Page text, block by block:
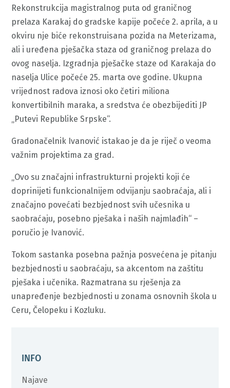
Rekonstrukcija magistralnog puta od graničnog
prelaza Karakaj do gradske kapije počeće 2. aprila, a u
okviru nje biće rekonstruisana pozida na Meterizama,
ali i uređena pješačka staza od graničnog prelaza do
ovog naselja. Izgradnja pješačke staze od Karakaja do
naselja Ulice počeće 25. marta ove godine. Ukupna
vrijednost radova iznosi oko četiri miliona
konvertibilnih maraka, a sredstva će obezbijediti JP
„Putevi Republike Srpske“.
Gradonačelnik Ivanović istakao je da je riječ o veoma
važnim projektima za grad.
„Ovo su značajni infrastrukturni projekti koji će
doprinijeti funkcionalnijem odvijanju saobraćaja, ali i
značajno povećati bezbjednost svih učesnika u
saobraćaju, posebno pješaka i naših najmlađih“ –
poručio je Ivanović.
Tokom sastanka posebna pažnja posvećena je pitanju
bezbjednosti u saobraćaju, sa akcentom na zaštitu
pješaka i učenika. Razmatrana su rješenja za
unapređenje bezbjednosti u zonama osnovnih škola u
Ceru, Čelopeku i Kozluku.
INFO
Najave